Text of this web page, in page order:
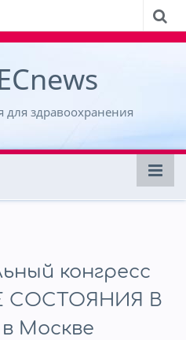
здравоохранения
конгресс
СОСТОЯНИЯ В
Москве